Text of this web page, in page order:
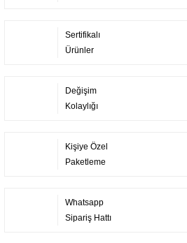
Sertifikalı
Ürünler
Değişim
Kolaylığı
Kişiye Özel
Paketleme
Whatsapp
Sipariş Hattı